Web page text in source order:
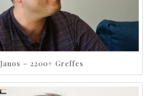
Janos – 2200+ Greffes